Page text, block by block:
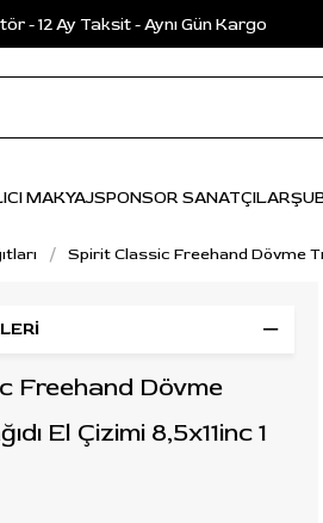
- 12 Ay Taksit - Aynı Gün Kargo
MAKYAJSPONSOR SANATÇILAR
Spirit Classic Freehand Dövme
Freehand Dövme
El Çizimi 8,5x11inc 1